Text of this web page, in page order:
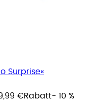
Surprise«
€Rabatt- 10 %